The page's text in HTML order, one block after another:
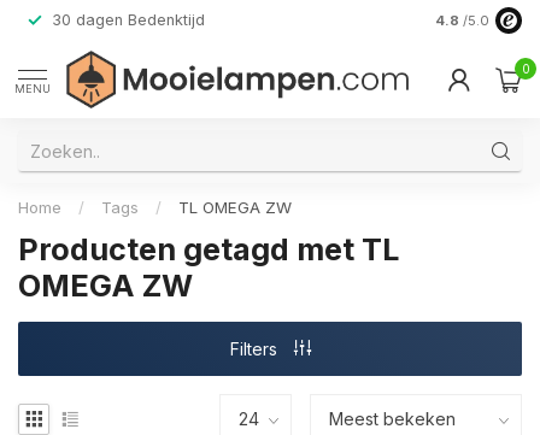
30 dagen Bedenktijd Verzending
4.8 /5.0
MENU
0
Home / Tags / TL OMEGA ZW
Producten getagd met TL
OMEGA ZW
Filters